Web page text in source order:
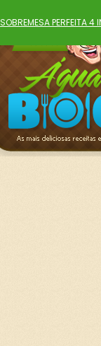
SOBREMESA PERFEITA 4